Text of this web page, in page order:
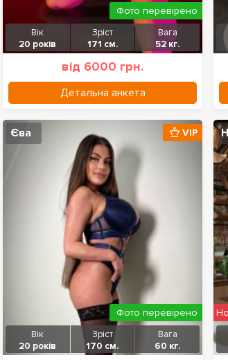
Вік
20 років
Зріст
171 см.
Вага
52 кг.
від 6000 грн.
Детальна анкета
Фото перевірено
Єва
Вік
20 років
Зріст
170 см.
Вага
60 кг.
VIP
Фото перевірено